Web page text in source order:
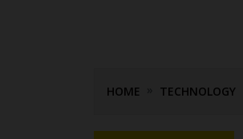
HOME TECHNOLOGY